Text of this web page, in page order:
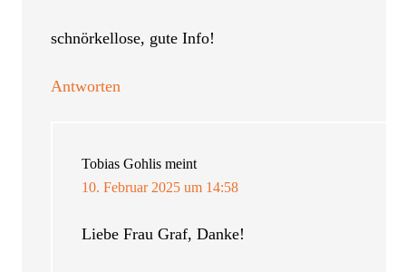
schnörkellose, gute Info!
Antworten
Tobias Gohlis meint
10. Februar 2025 um 14:58
Liebe Frau Graf, Danke!